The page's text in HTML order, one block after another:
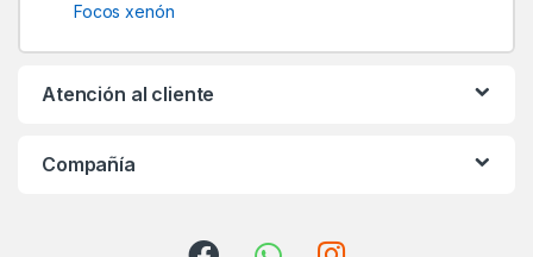
Focos xenón
Atención al cliente
Compañía